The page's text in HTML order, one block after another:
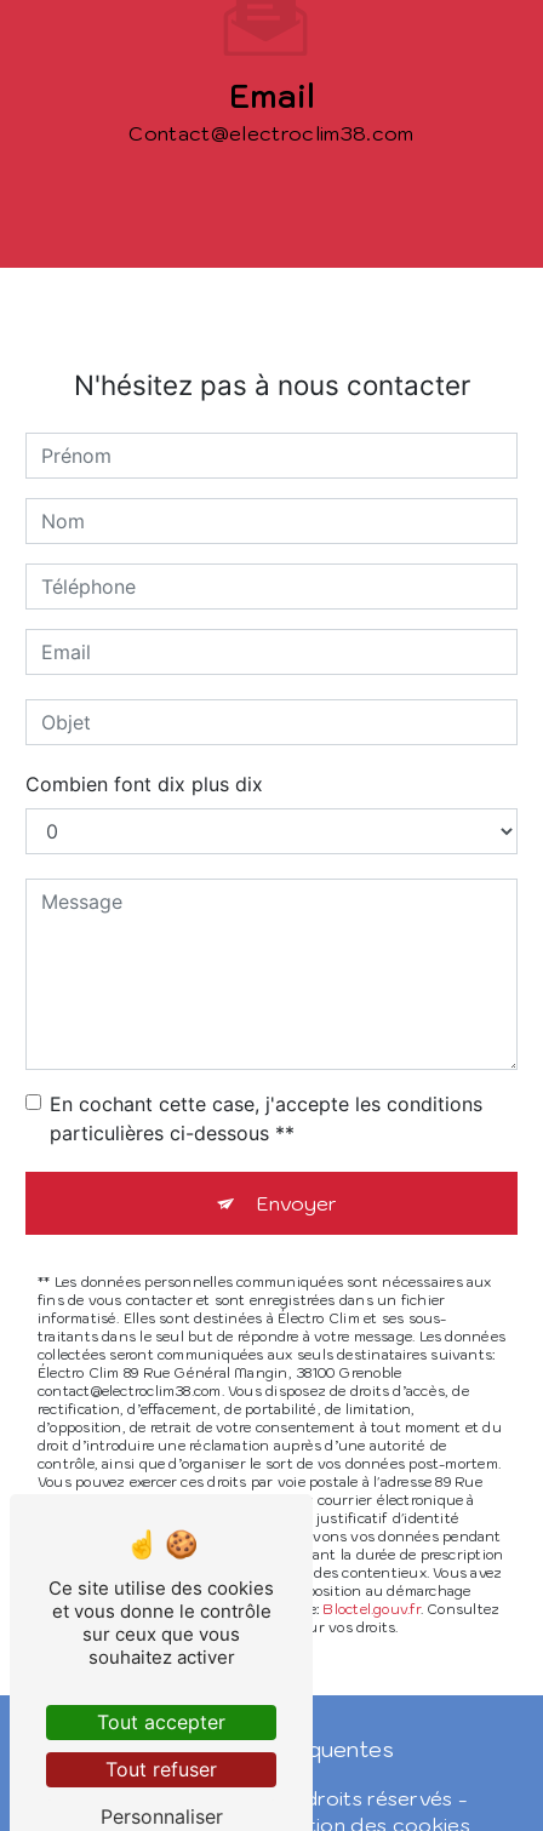
Email
contact@electroclim38.com
N'hésitez pas à nous contacter
Combien font dix plus dix
En cochant cette case, j'accepte les conditions
particulières ci-dessous **
Envoyer
** Les données personnelles communiquées sont nécessaires aux
fins de vous contacter et sont enregistrées dans un fichier
informatisé. Elles sont destinées à Électro Clim et ses sous-
traitants dans le seul but de répondre à votre message. Les données
collectées seront communiquées aux seuls destinataires suivants:
Électro Clim 89 Rue Général Mangin, 38100 Grenoble
contact@electroclim38.com. Vous disposez de droits d’accès, de
rectification, d’effacement, de portabilité, de limitation,
d’opposition, de retrait de votre consentement à tout moment et du
droit d’introduire une réclamation auprès d’une autorité de
contrôle, ainsi que d’organiser le sort de vos données post-mortem.
Vous pouvez exercer ces droits par voie postale à l'adresse 89 Rue
Général Mangin, 38100 Grenoble ou par courrier électronique à
l'adresse contact@electroclim38.com. Un justificatif d'identité
pourra vous être demandé. Nous conservons vos données pendant
la période de prise de contact puis pendant la durée de prescription
légale aux fins probatoires et de gestion des contentieux. Vous avez
le droit de vous inscrire sur la liste d'opposition au démarchage
téléphonique, disponible à cette adresse:
Bloctel.gouv.fr. Consultez
le site cnil.fr pour plus d’informations sur vos droits.
Recherches fréquentes
- 2026 - Tous droits réservés -
Mentions légales
Gestion des cookies
Ce site utilise des cookies
et vous donne le contrôle
sur ceux que vous
souhaitez activer
Tout accepter
Tout refuser
Personnaliser